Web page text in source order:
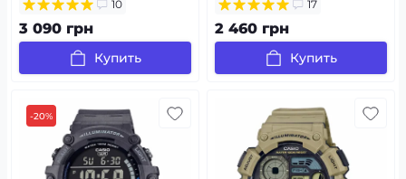
10
3 090 грн
Купить
17
2 460 грн
Купить
-20%